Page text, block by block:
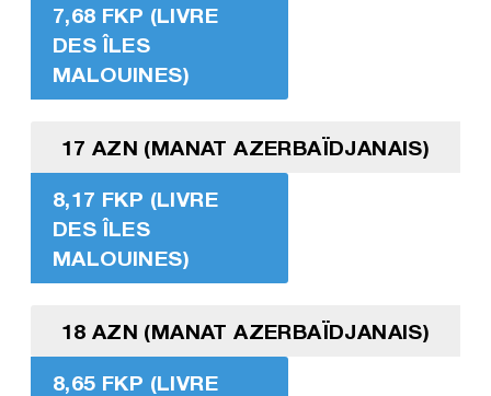
7,68 FKP (LIVRE
DES ÎLES
MALOUINES)
17 AZN (MANAT AZERBAÏDJANAIS)
8,17 FKP (LIVRE
DES ÎLES
MALOUINES)
18 AZN (MANAT AZERBAÏDJANAIS)
8,65 FKP (LIVRE